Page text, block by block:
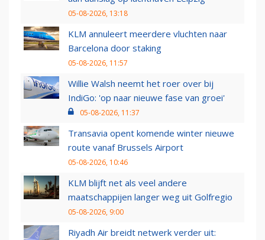
05-08-2026, 13:18
KLM annuleert meerdere vluchten naar
Barcelona door staking
05-08-2026, 11:57
Willie Walsh neemt het roer over bij
IndiGo: 'op naar nieuwe fase van groei'
05-08-2026, 11:37
Transavia opent komende winter nieuwe
route vanaf Brussels Airport
05-08-2026, 10:46
KLM blijft net als veel andere
maatschappijen langer weg uit Golfregio
05-08-2026, 9:00
Riyadh Air breidt netwerk verder uit: